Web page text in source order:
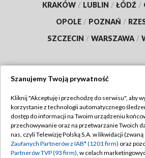
KRAKÓW / LUBLIN / ŁÓDŹ /
OPOLE / POZNAŃ /
SZCZECIN / WARSZAWA /
TVP
Abonament TVP
Emisja w TVP
Regulamin TVP
Polityka
Szanujemy Twoją prywatność
Kliknij "Akceptuję i przechodzę do serwisu", aby
korzystanie z technologii automatycznego
dostęp do informacji na Twoim urządzeniu
przechowywanie oraz na przetwarzanie Twoich
nas, czyli Telewizję Polską S.A. w likwidacji
Zaufanych Partnerów z IAB* (1201 firm) oraz
Partnerów TVP (93 firm), w celach